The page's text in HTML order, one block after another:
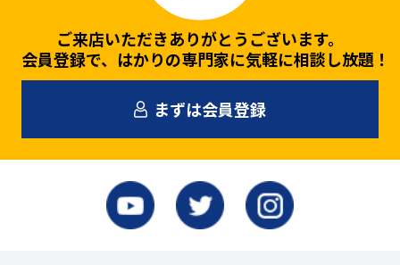
ご来店いただきありがとうございます。
会員登録で、はかりの専門家に気軽に相談し放題！
まずは会員登録